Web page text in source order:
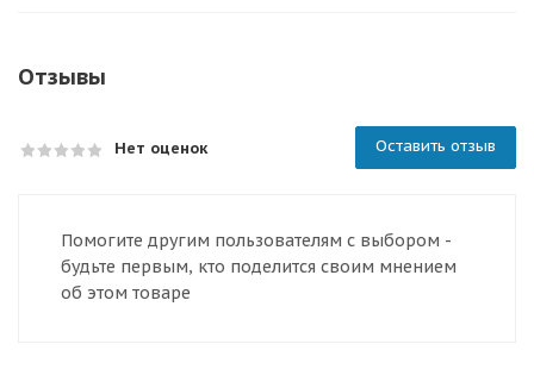
Отзывы
Нет оценок Оставить отзыв
Помогите другим пользователям с выбором -
будьте первым, кто поделится своим мнением
об этом товаре